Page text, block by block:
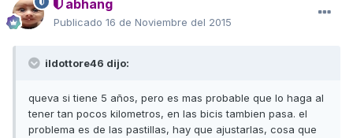
abhang
Publicado 16 de Noviembre del 2015
ildottore46 dijo:
queva si tiene 5 años, pero es mas probable que lo haga al
tener tan pocos kilometros, en las bicis tambien pasa. el
problema es de las pastillas, hay que ajustarlas, cosa que